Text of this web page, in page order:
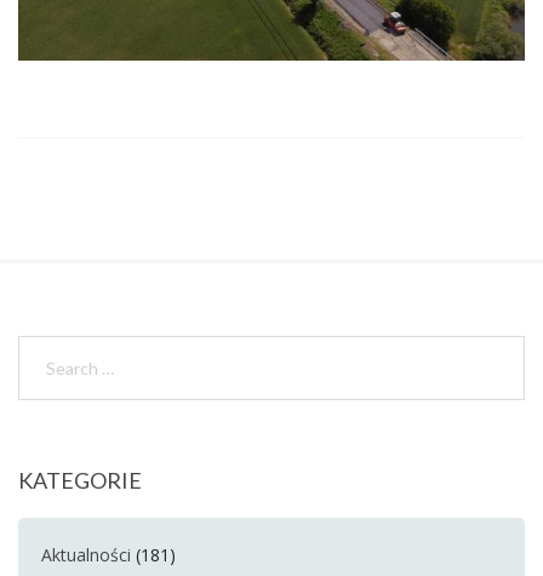
KATEGORIE
Aktualności (181)